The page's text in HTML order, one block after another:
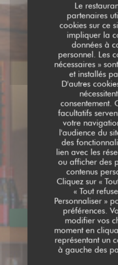
Le
partenaires
cookies sur ce
impliquer la
données à
personnel. Les
nécessaires »
et installés
D'autres
consentement.
facultatifs
votre
l'audience du
des
lien avec les
ou afficher des
contenus
Cliquez sur «
« Tout
Personnaliser »
préférences.
modifier vos
moment en
représentant un
à gauche des
VERVERT
|